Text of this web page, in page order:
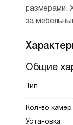
размерами.
за
отдельно, с
системой
что делает
удобной.
помещениях,
Общие
Тип
Кол-во камер
Установка